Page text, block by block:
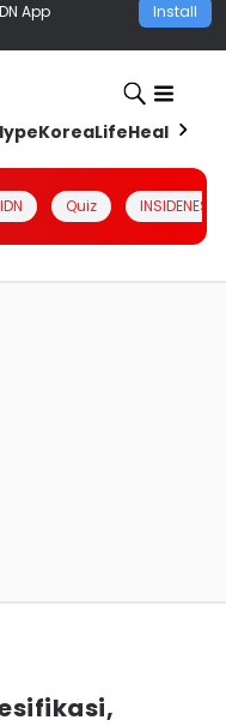
App Install
KoreaLifeHealth
Quiz INSIDENESIA